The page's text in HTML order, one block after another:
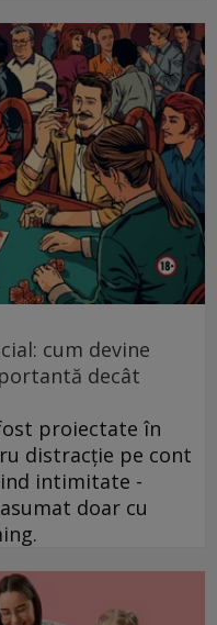
cum devine
decât
proiectate în
distracție pe cont
intimitate -
doar cu